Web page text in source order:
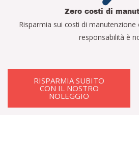
Zero costi di
Risparmia sui costi di
responsabilità è
RISPARMIA SUBITO
CON IL NOSTRO
NOLEGGIO